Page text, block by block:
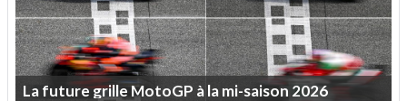
Lafuturegrille MotoGP àlami-saison 2026